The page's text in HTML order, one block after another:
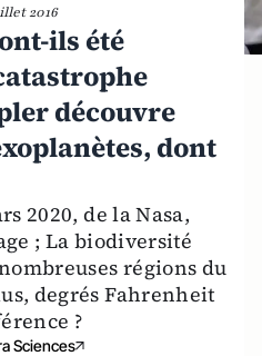
2016
ils été
découvre
dont
2020, de la Nasa,
; La biodiversité
régions du
degrés Fahrenheit
?
Sciences